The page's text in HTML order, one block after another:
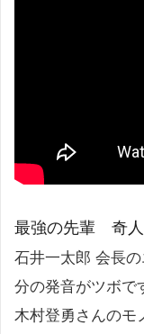
最強の先輩 奇
石井一太郎 会長
分の発音がツボで
木村登勇さんのモ